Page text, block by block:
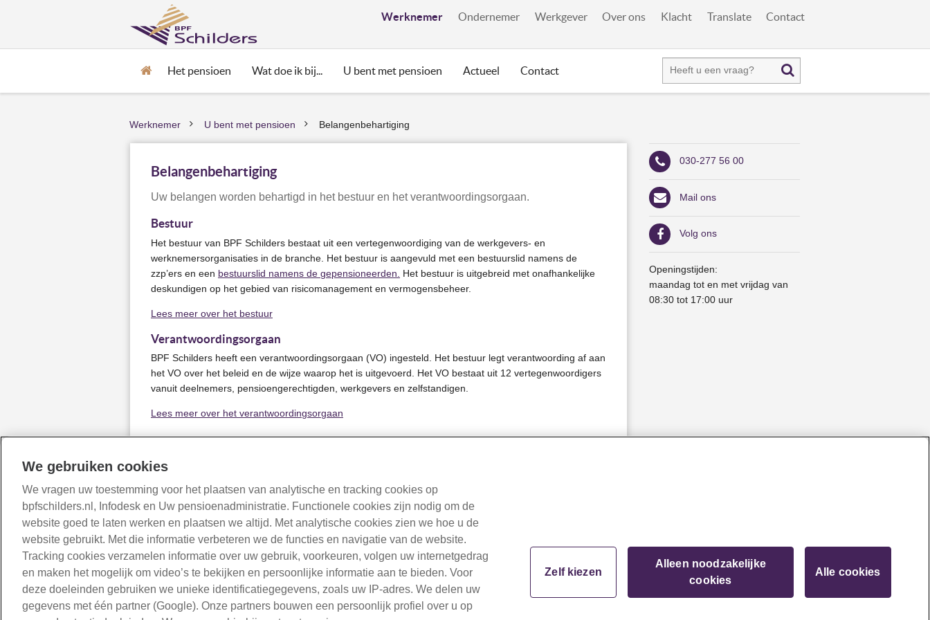
Werknemer Ondernemer Werkgever Over ons Klacht Translate Contact
Het pensioen Wat doe ik bij... U bent met pensioen Actueel Contact
Werknemer
U bent met pensioen
Belangenbehartiging
Belangenbehartiging
Uw belangen worden behartigd in het bestuur en het verantwoordingsorgaan.
Bestuur
Het bestuur van BPF Schilders bestaat uit een vertegenwoordiging van de werkgevers- en
werknemersorganisaties in de branche. Het bestuur is aangevuld met een bestuurslid namens de
zzp’ers en een bestuurslid namens de gepensioneerden. Het bestuur is uitgebreid met onafhankelijke
deskundigen op het gebied van risicomanagement en vermogensbeheer.
Lees meer over het bestuur
Verantwoordingsorgaan
BPF Schilders heeft een verantwoordingsorgaan (VO) ingesteld. Het bestuur legt verantwoording af aan
het VO over het beleid en de wijze waarop het is uitgevoerd. Het VO bestaat uit 12 vertegenwoordigers
vanuit deelnemers, pensioengerechtigden, werkgevers en zelfstandigen.
Lees meer over het verantwoordingsorgaan
030-277 56 00
Mail ons
Volg ons
Openingstijden:
maandag tot en met vrijdag van
08:30 tot 17:00 uur
Copyright © BPF Schilders 2026
Disclaimer Privacy Cookiebeleid
We gebruiken cookies
We vragen uw toestemming voor het plaatsen van analytische en tracking cookies op
bpfschilders.nl, Infodesk en Uw pensioenadministratie. Functionele cookies zijn nodig om de
website goed te laten werken en plaatsen we altijd. Met analytische cookies zien we hoe u de
website gebruikt. Met die informatie verbeteren we de functies en navigatie van de website.
Tracking cookies verzamelen informatie over uw gebruik, voorkeuren, volgen uw internetgedrag
en maken het mogelijk om video’s te bekijken en persoonlijke informatie aan te bieden. Voor
deze doeleinden gebruiken we unieke identificatiegegevens, zoals uw IP-adres. We delen uw
gegevens met één partner (Google). Onze partners bouwen een persoonlijk profiel over u op
Zelf kiezen
Alleen noodzakelijke
cookies
Alle cookies